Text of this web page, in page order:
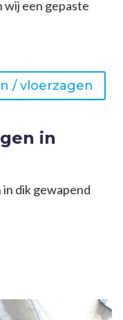
wij een gepaste
/ vloerzagen
in
dik gewapend